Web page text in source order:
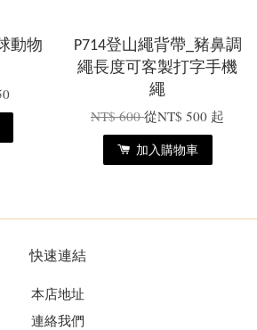
動物
P714登山繩背帶_豬鼻調
繩長度可客製打字手機
繩
NT$ 600從NT$ 500 起
加入購物車
快速連結
本店地址
連絡我們